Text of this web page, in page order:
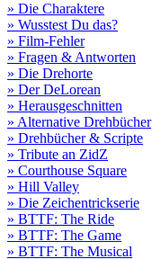
» Die Charaktere
» Wusstest Du das?
» Film-Fehler
» Fragen & Antworten
» Die Drehorte
» Der DeLorean
» Herausgeschnitten
» Alternative Drehbücher
» Drehbücher & Scripte
» Tribute an ZidZ
» Courthouse Square
» Hill Valley
» Die Zeichentrickserie
» BTTF: The Ride
» BTTF: The Game
» BTTF: The Musical